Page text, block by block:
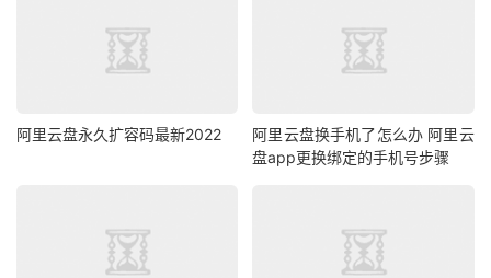
阿里云盘永久扩容码最新2022
阿里云盘换手机了怎么办 阿里云
盘app更换绑定的手机号步骤